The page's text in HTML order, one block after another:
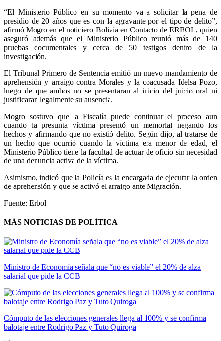
“El Ministerio Público en su momento va a solicitar la pena de
presidio de 20 años que es con la agravante por el tipo de delito”,
afirmó Mogro en el noticiero Bolivia en Contacto de ERBOL, quien
aseguró además que el Ministerio Público reunió más de 140
pruebas documentales y cerca de 50 testigos dentro de la
investigación.
El Tribunal Primero de Sentencia emitió un nuevo mandamiento de
aprehensión y arraigo contra Morales y la coacusada Idelsa Pozo,
luego de que ambos no se presentaran al inicio del juicio oral ni
justificaran legalmente su ausencia.
Mogro sostuvo que la Fiscalía puede continuar el proceso aun
cuando la presunta víctima presentó un memorial negando los
hechos y afirmando que no existió delito. Según dijo, al tratarse de
un hecho que ocurrió cuando la víctima era menor de edad, el
Ministerio Público tiene la facultad de actuar de oficio sin necesidad
de una denuncia activa de la víctima.
Asimismo, indicó que la Policía es la encargada de ejecutar la orden
de aprehensión y que se activó el arraigo ante Migración.
Fuente: Erbol
MÁS NOTICIAS DE POLÍTICA
Ministro de Economía señala que “no es viable” el 20% de alza
salarial que pide la COB
Cómputo de las elecciones generales llega al 100% y se confirma
balotaje entre Rodrigo Paz y Tuto Quiroga